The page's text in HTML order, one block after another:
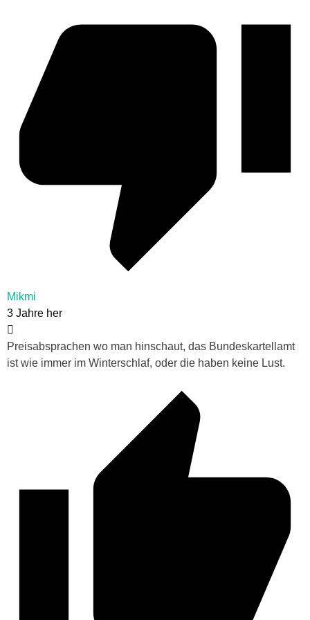
Mikmi
3 Jahre her
Preisabsprachen wo man hinschaut, das Bundeskartellamt
ist wie immer im Winterschlaf, oder die haben keine Lust.